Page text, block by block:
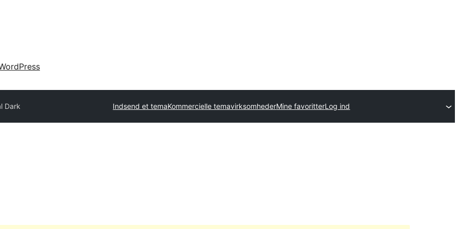
Dark Indsend et temaKommercielle temavirksomhederMine favoritterLog ind